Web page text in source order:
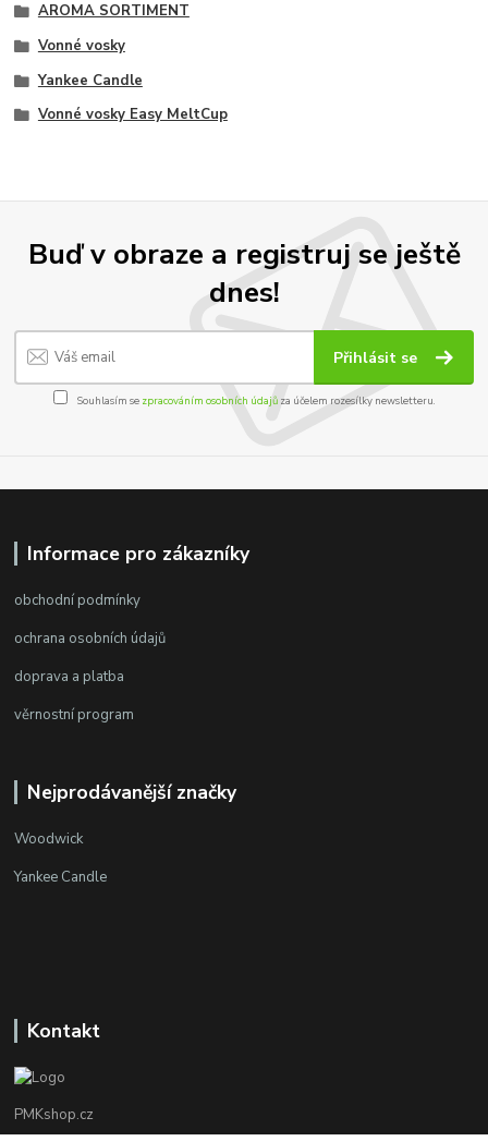
AROMA SORTIMENT
Vonné vosky
Yankee Candle
Vonné vosky Easy MeltCup
Buď v obraze a registruj se ještě
dnes!
Přihlásit se
Souhlasím se zpracováním osobních údajůza účelem rozesílky newsletteru.
Informace pro zákazníky
obchodní podmínky
ochrana osobních údajů
doprava a platba
věrnostní program
Nejprodávanější značky
Woodwick
Yankee Candle
Kontakt
PMKshop.cz